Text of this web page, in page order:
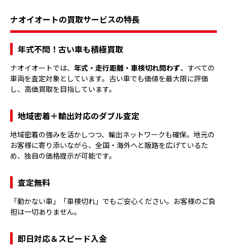
ナオイオートの買取サービスの特長
年式不問！古い車も積極買取
ナオイオートでは、 年式・走行距離・車検切れ問わず、すべての
車両を査定対象としています。古い車でも価値を最大限に評価
し、高価買取を目指しています。
地域密着＋輸出対応のダブル査定
地域密着の強みを活かしつつ、輸出ネットワークも確保。地元の
お客様に寄り添いながら、全国・海外へと販路を広げているた
め、独自の価格提示が可能です。
査定無料
「動かない車」「車検切れ」でもご安心ください。お客様のご負
担は一切ありません。
即日対応＆スピード入金